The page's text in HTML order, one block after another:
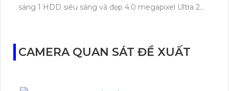
sáng 1 HDD siêu sáng và đẹp 4.0 megapixel Ultra 2k,
Sản phẩm được thiết kế với công nghệ mới nhất như
AHD, CVI, TVI và BCS, giúp đảm bảo hình ảnh sắc
CAMERA QUAN SÁT ĐỀ XUẤT